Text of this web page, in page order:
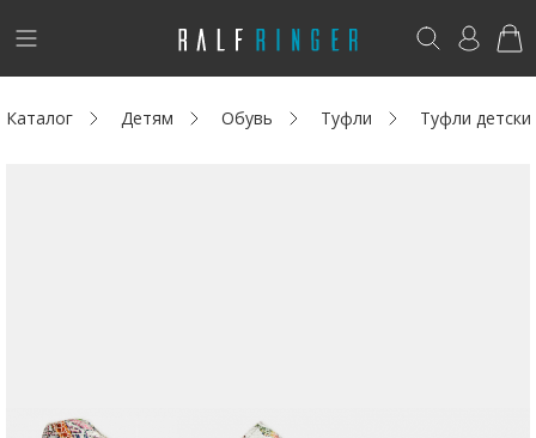
!
Новинки
Аутлет
Возникли вопросы? - club@ralf.ru
Каталог Детям Обувь Туфли Туфли